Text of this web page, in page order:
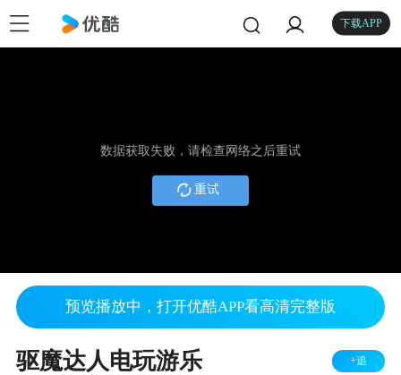
下载APP
数据获取失败，请检查网络之后重试
重试
预览播放中，打开优酷APP看高清完整版
驱魔达人电玩游乐 +追